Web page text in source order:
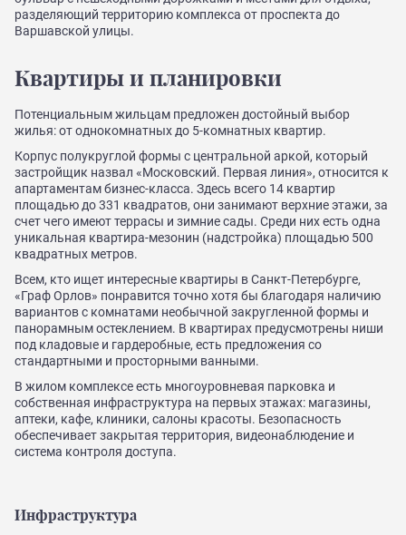
разделяющий территорию комплекса от проспекта до
Варшавской улицы.
Квартиры и планировки
Потенциальным жильцам предложен достойный выбор
жилья: от однокомнатных до 5-комнатных квартир.
Корпус полукруглой формы с центральной аркой, который
застройщик назвал «Московский. Первая линия», относится к
апартаментам бизнес-класса. Здесь всего 14 квартир
площадью до 331 квадратов, они занимают верхние этажи, за
счет чего имеют террасы и зимние сады. Среди них есть одна
уникальная квартира-мезонин (надстройка) площадью 500
квадратных метров.
Всем, кто ищет интересные квартиры в Санкт-Петербурге,
«Граф Орлов» понравится точно хотя бы благодаря наличию
вариантов с комнатами необычной закругленной формы и
панорамным остеклением. В квартирах предусмотрены ниши
под кладовые и гардеробные, есть предложения со
стандартными и просторными ванными.
В жилом комплексе есть многоуровневая парковка и
собственная инфраструктура на первых этажах: магазины,
аптеки, кафе, клиники, салоны красоты. Безопасность
обеспечивает закрытая территория, видеонаблюдение и
система контроля доступа.
Инфраструктура